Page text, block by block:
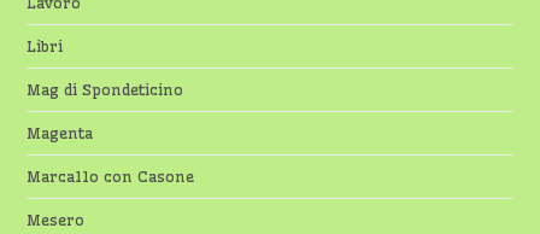
Libri
Mag di Spondeticino
Magenta
Marcallo con Casone
Mesero